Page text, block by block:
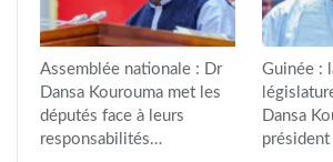
Assemblée nationale : Dr
Dansa Kourouma met les
députés face à leurs
responsabilités…
Guinée :
Dansa